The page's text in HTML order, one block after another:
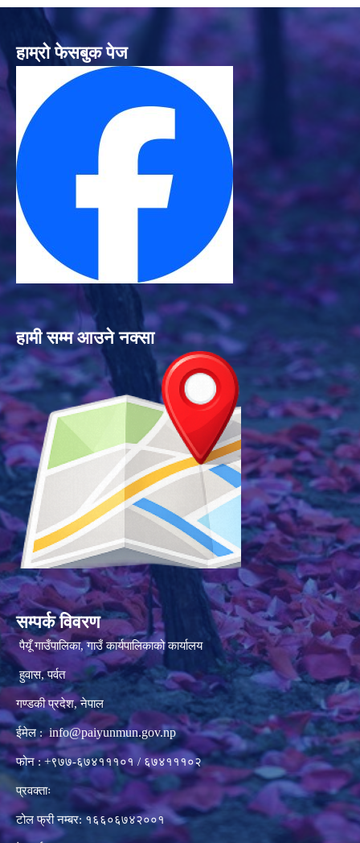
हाम्रो फेसबुक पेज
हामी सम्म आउने नक्सा
सम्पर्क विवरण
पैयूँ गाउँपालिका, गाउँ कार्यपालिकाको कार्यालय
हुवास, पर्वत
गण्डकी प्रदेश, नेपाल
ईमेल : info@paiyunmun.gov.np
फोन : +९७७-६७४१११०१ / ६७४१११०२
प्रवक्ताः
टोल फ्री नम्बर: १६६०६७४२००१